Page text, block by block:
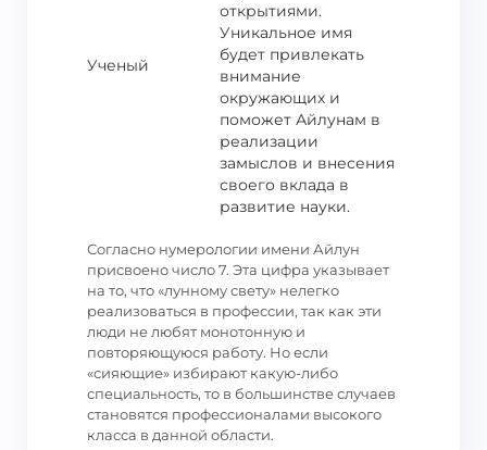
Ученый
открытиями.
Уникальное имя
будет привлекать
внимание
окружающих и
поможет Айлунам в
реализации
замыслов и внесения
своего вклада в
развитие науки.
Согласно нумерологии имени Айлун
присвоено число 7. Эта цифра указывает
на то, что «лунному свету» нелегко
реализоваться в профессии, так как эти
люди не любят монотонную и
повторяющуюся работу. Но если
«сияющие» избирают какую-либо
специальность, то в большинстве случаев
становятся профессионалами высокого
класса в данной области.